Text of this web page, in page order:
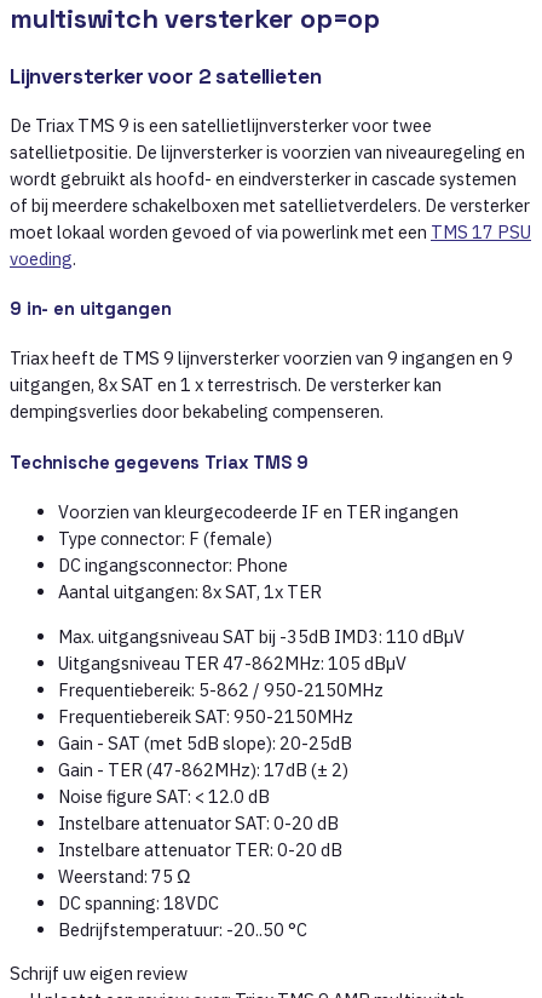
multiswitch versterker op=op
Lijnversterker voor 2 satellieten
De Triax TMS 9 is een satellietlijnversterker voor twee
satellietpositie. De lijnversterker is voorzien van niveauregeling en
wordt gebruikt als hoofd- en eindversterker in cascade systemen
of bij meerdere schakelboxen met satellietverdelers. De versterker
moet lokaal worden gevoed of via powerlink met een TMS 17 PSU
voeding.
9 in- en uitgangen
Triax heeft de TMS 9 lijnversterker voorzien van 9 ingangen en 9
uitgangen, 8x SAT en 1 x terrestrisch. De versterker kan
dempingsverlies door bekabeling compenseren.
Technische gegevens Triax TMS 9
Voorzien van kleurgecodeerde IF en TER ingangen
Type connector: F (female)
DC ingangsconnector: Phone
Aantal uitgangen: 8x SAT, 1x TER
Max. uitgangsniveau SAT bij -35dB IMD3: 110 dBµV
Uitgangsniveau TER 47-862MHz: 105 dBµV
Frequentiebereik: 5-862 / 950-2150MHz
Frequentiebereik SAT: 950-2150MHz
Gain - SAT (met 5dB slope): 20-25dB
Gain - TER (47-862MHz): 17dB (± 2)
Noise figure SAT: < 12.0 dB
Instelbare attenuator SAT: 0-20 dB
Instelbare attenuator TER: 0-20 dB
Weerstand: 75 Ω
DC spanning: 18VDC
Bedrijfstemperatuur: -20..50 °C
Schrijf uw eigen review